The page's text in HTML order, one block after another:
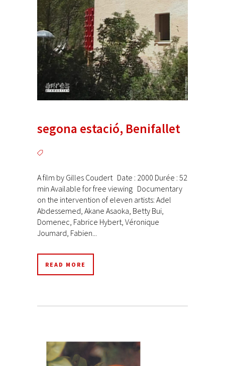
segona estació, Benifallet
A film by Gilles Coudert Date : 2000 Durée : 52
min Available for free viewing Documentary
on the intervention of eleven artists: Adel
Abdessemed, Akane Asaoka, Betty Bui,
Domenec, Fabrice Hybert, Véronique
Joumard, Fabien...
READ MORE